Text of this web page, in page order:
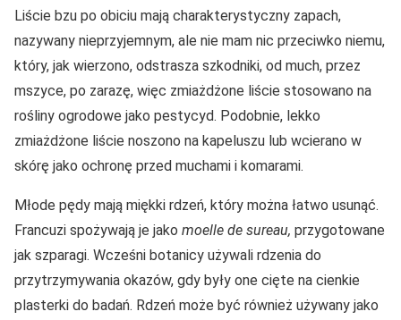
Liście bzu po obiciu mają charakterystyczny zapach,
nazywany nieprzyjemnym, ale nie mam nic przeciwko niemu,
który, jak wierzono, odstrasza szkodniki, od much, przez
mszyce, po zarazę, więc zmiażdżone liście stosowano na
rośliny ogrodowe jako pestycyd. Podobnie, lekko
zmiażdżone liście noszono na kapeluszu lub wcierano w
skórę jako ochronę przed muchami i komarami.
Młode pędy mają miękki rdzeń, który można łatwo usunąć.
Francuzi spożywają je jako moelle de sureau, przygotowane
jak szparagi. Wcześni botanicy używali rdzenia do
przytrzymywania okazów, gdy były one cięte na cienkie
plasterki do badań. Rdzeń może być również używany jako